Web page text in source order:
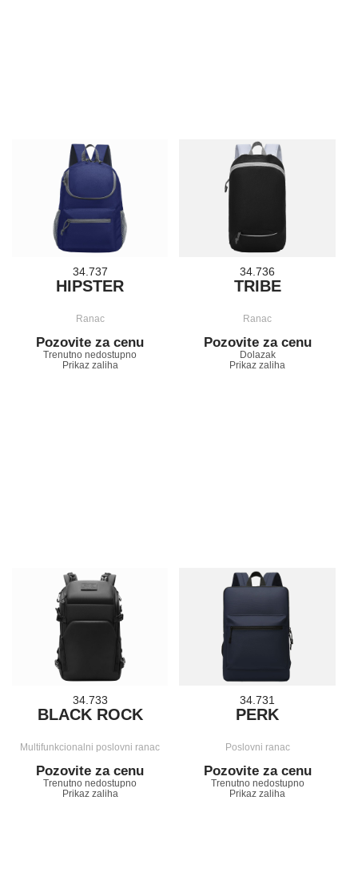
34.737
HIPSTER
Ranac
Pozovite za cenu
Trenutno nedostupno
Prikaz zaliha
34.736
TRIBE
Ranac
Pozovite za cenu
Dolazak
Prikaz zaliha
34.733
BLACK ROCK
Multifunkcionalni poslovni ranac
Pozovite za cenu
Trenutno nedostupno
Prikaz zaliha
34.731
PERK
Poslovni ranac
Pozovite za cenu
Trenutno nedostupno
Prikaz zaliha